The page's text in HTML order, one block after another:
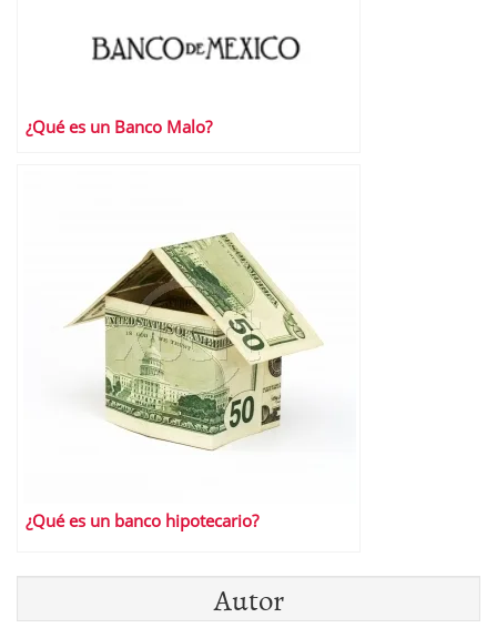
¿Qué es un Banco Malo?
¿Qué es un banco hipotecario?
Autor